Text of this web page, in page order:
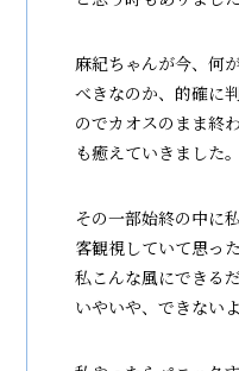
麻紀ちゃんが今、何
べきなのか、的確に
のでカオスのまま終
も癒えていきました。
その一部始終の中に
客観視していて思った
私こんな風にできる
いやいや、できないよ